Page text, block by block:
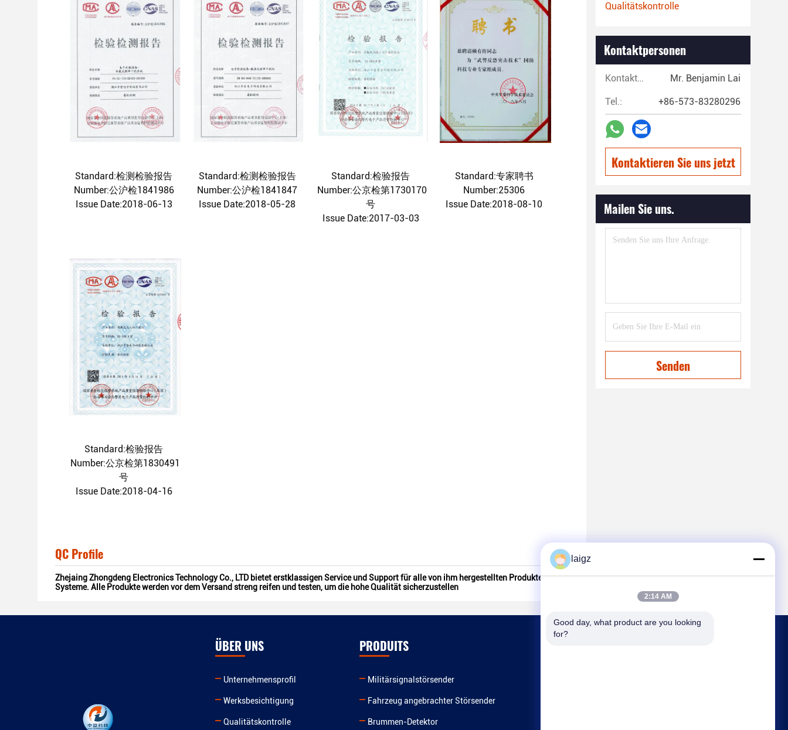
Standard:检测检验报告
Number:公沪检1841986
Issue Date:2018-06-13
Standard:检测检验报告
Number:公沪检1841847
Issue Date:2018-05-28
Standard:检验报告
Number:公京检第1730170
号
Issue Date:2017-03-03
Standard:专家聘书
Number:25306
Issue Date:2018-08-10
Standard:检验报告
Number:公京检第1830491
号
Issue Date:2018-04-16
QC Profile
Zhejaing Zhongdeng Electronics Technology Co., LTDbietet erstklassigen Service und Support für alle von ihm hergestellten Produkte und
Systeme. Alle Produkte werden vor dem Versand streng reifen und testen, um die hohe Qualität sicherzustellen
Qualitätskontrolle
Kontaktpersonen
Kontaktpersonen: Mr. Benjamin Lai
Tel.: +86-573-83280296
Kontaktieren Sie uns jetzt
Mailen Sie uns.
Senden
ÜBER UNS
Unternehmensprofil
Werksbesichtigung
Qualitätskontrolle
PRODUITS
Militärsignalstörsender
Fahrzeug angebrachter Störsender
Brummen-Detektor
laigz
2:14 AM
Good day, what product are you looking
for?